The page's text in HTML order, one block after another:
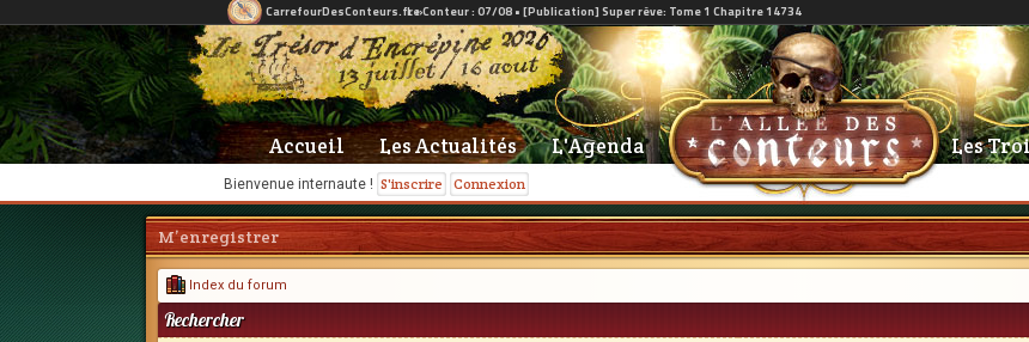
Bienvenue internaute ! S'inscrire Connexion
Accueil Les Actualités L'Agenda Les
M’enregistrer
Index du forum
Rechercher